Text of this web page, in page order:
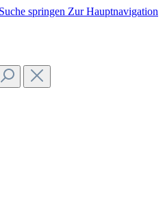
springen Zur Hauptnavigation